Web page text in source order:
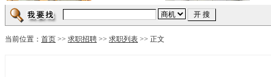
当前位置： 首页 >> 求职招聘 >> 求职列表 >> 正文